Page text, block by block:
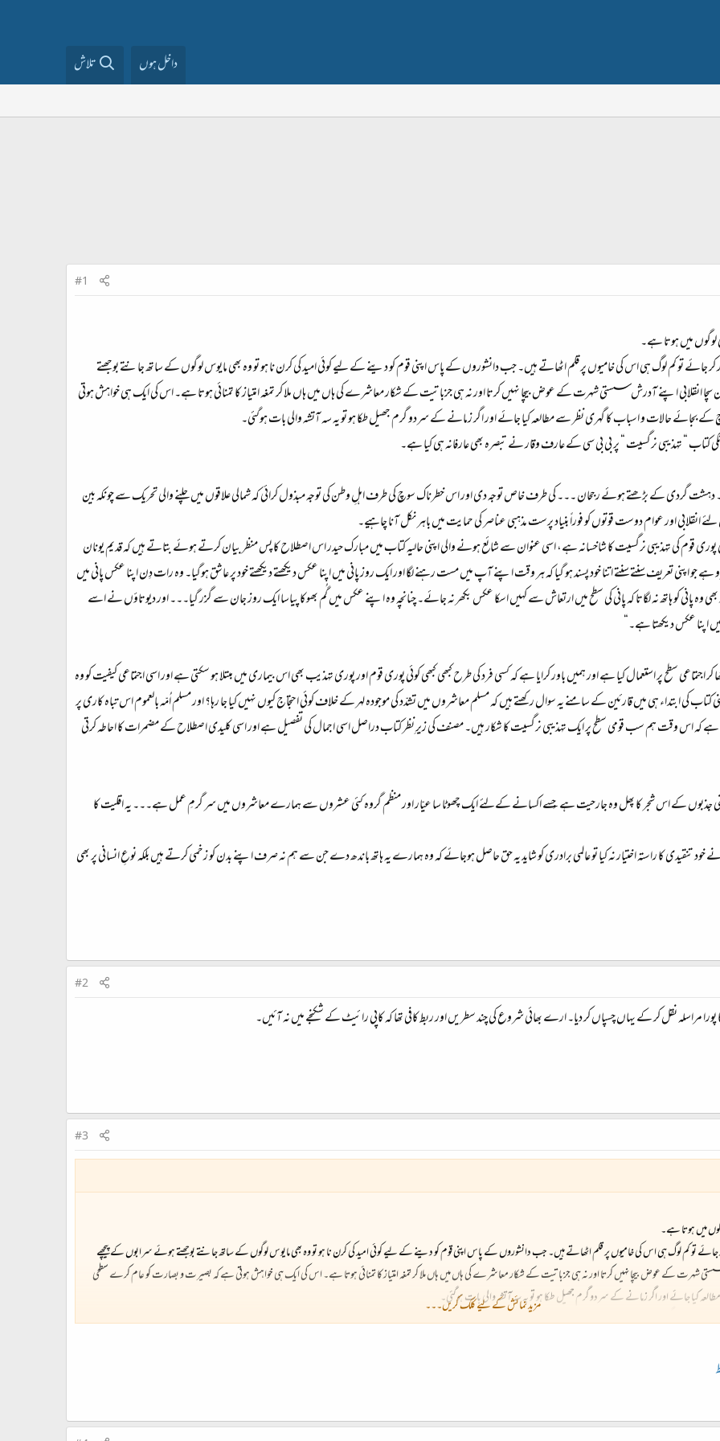
داخل ہوں تلاش
#1
میں ہوتا ہے۔
کر جائے تو کم لوگ ہی اس کی خامیوں پر قلم اٹھاتے ہیں۔ جب دانشوروں کے پاس اپنی قوم کو دینے کے لیے کوئی امید کی کرن نا ہو تو وہ بھی مایوس لوگوں کے ساتھ جانتے بوجھتے
انقلابی اپنے آدرش سستی شہرت کے عوض بیچا نہیں کرتا اور نہ ہی جزباتیت کے شکار معاشرے کی ہاں میں ہاں ملا کر تمغہ امتیاز کا تمنائی ہوتا ہے۔ اس کی ایک ہی خواہش ہوتی
حالات و اسباب کا گہری نظر سے مطالعہ کیا جائے اور اگر زمانے کے سردو گرم جھیل طکا ہو تو یہ سہ آتشہ والی بات ہوگئی۔
کتاب “ تہذیبی نرگسیت “ پر بی بی سی کے عارف وقار نے تبصرہ بھی عارفانہ ہی کیا ہے۔
گردی کے بڑھتے ہوئے رجحان ۔۔۔ کی طرف خاص توجہ دی اور اس خطرناک سوچ کی طرف اہلِ وطن کی توجہ مبذول کرائی کہ شمالی علاقوں میں چلنے والی تحریک سے چونکہ بین
انقلابی اور عوام دوست قوتوں کو فوراً بنیاد پرست مذہبی عناصر کی حمایت میں باہر نکل آنا چاہیے۔
قوم کی تہذیبی نرگسیت کا شاخسانہ ہے، اسی عنوان سے شائع ہونے والی اپنی حالیہ کتاب میں مبارک حیدر اس اصطلاح کا پس منظر بیان کرتے ہوئے بتاتے ہیں کہ قدیم یونان
اپنی تعریف سنتے سنتے اتنا خود پسند ہو گیا کہ ہر وقت اپنے آپ میں مست رہنے لگا اور ایک روز پانی میں اپنا عکس دیکھتے دیکھتے خود پر عاشق ہوگیا۔ وہ رات دِن اپنا عکس پانی میں
پانی کو ہاتھ نہ لگاتا کہ پانی کی سطح میں ارتعاش سے کہیں اسکا عکس بکھر نہ جائے۔ چنانچہ وہ اپنے عکس میں گُم بھوکا پیاسا ایک روز جان سے گزر گیا۔۔۔ اور دیوتاؤں نے اسے
اپنا عکس دیکھتا ہے۔“
سطح پر استعمال کیا ہے اور ہمیں باور کرایا ہے کہ کسی فرد کی طرح کبھی کبھی کوئی پوری قوم اور پوری تہذیب بھی اس بیماری میں مبتلا ہو سکتی ہے اور اسی اجتماعی کیفیت کو وہ
کی ابتداء ہی میں قارئین کے سامنے یہ سوال رکھتے ہیں کہ مسلم معاشروں میں تشدّد کی موجودہ لہر کے خلاف کوئی احتجاج کیوں نہیں کیا جا رہا؟ اور مسلم اُمّہ بالعموم اس تباہ کاری پر
کہ اس وقت ہم سب قومی سطح پر ایک تہذیبی نرگسیت کا شکار ہیں۔ مصنف کی زیرِ نظر کتاب دراصل اسی اجمال کی تفصیل ہے اور اسی کلیدی اصطلاح کے مضمرات کا احاطہ کرتی
جذبوں کے اس شجر کا پھل وہ جارحیت ہے جِسے اکسانے کےلئے ایک چھوٹا سا عیّار اور منظم گروہ کئی عشروں سے ہمارے معاشروں میں سر گرمِ عمل ہے۔۔۔ یہ اقلیت کا
تنقیدی کا راستہ اختیار نہ کیا تو عالمی برادری کو شاید یہ حق حاصل ہوجائے کہ وہ ہمارے یہ ہاتھ باندھ دے جن سے ہم نہ صرف اپنے بدن کو زخمی کرتے ہیں بلکہ نوعِ انسانی پر بھی
#2
مراسلہ نقل کر کے یہاں چسپاں کر دیا۔ ارے بھائی شروع کی چند سطریں اور ربط کافی تھا کہ کاپی رائیٹ کے شکنجے میں نہ آئیں۔
#3
میں ہوتا ہے۔
جائے تو کم لوگ ہی اس کی خامیوں پر قلم اٹھاتے ہیں۔ جب دانشوروں کے پاس اپنی قوم کو دینے کے لیے کوئی امید کی کرن نا ہو تو وہ بھی مایوس لوگوں کے ساتھ جانتے بوجھتے ہوئے سرابوں کے پیچھے
شہرت کے عوض بیچا نہیں کرتا اور نہ ہی جزباتیت کے شکار معاشرے کی ہاں میں ہاں ملا کر تمغہ امتیاز کا تمنائی ہوتا ہے۔ اس کی ایک ہی خواہش ہوتی ہے کہ بصیرت و بصارت کو عام کرے سطحی
کیا جائے اور اگر زمانے کے سردو گرم جھیل طکا ہو تو یہ سہ آتشہ والی بات ہوگئی۔
کتاب “ تہذیبی نرگسیت “ پر بی بی سی کے عارف وقار نے تبصرہ بھی عارفانہ ہی کیا ہے۔
کے بڑھتے ہوئے رجحان ۔۔۔ کی طرف خاص توجہ دی اور اس خطرناک سوچ کی طرف اہلِ وطن کی توجہ مبذول کرائی کہ شمالی علاقوں میں چلنے والی تحریک سے چونکہ بین الاقوامی سامراج یعنی
قوتوں کو فوراً بنیاد پرست مذہبی عناصر کی حمایت میں باہر نکل آنا چاہیے۔
کی تہذیبی نرگسیت کا شاخسانہ ہے، اسی عنوان سے شائع ہونے والی اپنی حالیہ کتاب میں مبارک حیدر اس اصطلاح کا پس منظر بیان کرتے ہوئے بتاتے ہیں کہ قدیم یونان کی دیومالا میں نارسس
اتنا خود پسند ہو گیا کہ ہر وقت اپنے آپ میں مست رہنے لگا اور ایک روز پانی میں اپنا عکس دیکھتے دیکھتے خود پر عاشق ہوگیا۔ وہ رات دِن اپنا عکس پانی میں دیکھتا رہتا۔ پیاس سے نڈھال ہونے کے
مزید نمائش کے لیے کلک کریں۔۔۔